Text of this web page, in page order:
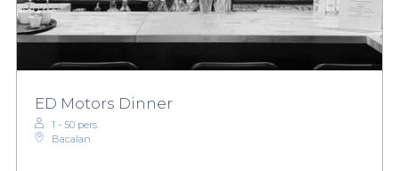
ED Motors Dinner
1 - 50 pers.
Bacalan